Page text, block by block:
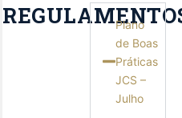
Plano
de Boas
Práticas
JCS –
Julho